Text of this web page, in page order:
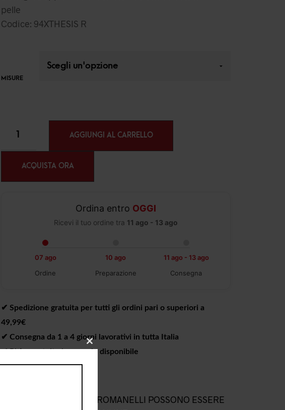
pelle
Codice: 94XTHESIS R
MISURE
AGGIUNGI AL CARRELLO
ACQUISTA ORA
Ordina entro OGGI
Ricevi il tuo ordine tra 11 ago - 13 ago
07 ago
Ordine
10 ago
Preparazione
11 ago - 13 ago
Consegna
✔︎ Spedizione gratuita per tutti gli ordini pari o superiori a
49,99€
✔︎ Consegna da 1 a 4 giorni lavorativi in tutta Italia
✔︎ Ritiro gratuito in negozio disponibile
I PREZZI DEL NEGOZIO ROMANELLI POSSONO ESSERE
CLOSE
THIS